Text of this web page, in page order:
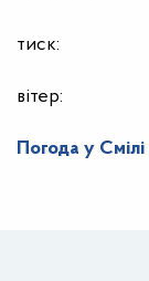
тиск:
вітер:
Погода у Смілі